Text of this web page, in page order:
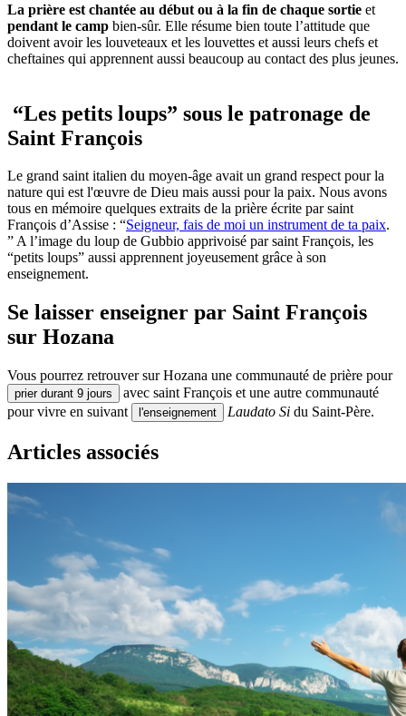
La prière est chantée au début ou à la fin de chaque sortie et
pendant le camp bien-sûr. Elle résume bien toute l’attitude que
doivent avoir les louveteaux et les louvettes et aussi leurs chefs et
cheftaines qui apprennent aussi beaucoup au contact des plus jeunes.
“Les petits loups” sous le patronage de
Saint François
Le grand saint italien du moyen-âge avait un grand respect pour la
nature qui est l'œuvre de Dieu mais aussi pour la paix. Nous avons
tous en mémoire quelques extraits de la prière écrite par saint
François d’Assise : “Seigneur, fais de moi un instrument de ta paix.
” A l’image du loup de Gubbio apprivoisé par saint François, les
“petits loups” aussi apprennent joyeusement grâce à son
enseignement.
Se laisser enseigner par Saint François
sur Hozana
Vous pourrez retrouver sur Hozana une communauté de prière pour
prier durant 9 jours
avec saint François et une autre communauté
pour vivre en suivant
l'enseignement Laudato Si du Saint-Père.
Articles associés